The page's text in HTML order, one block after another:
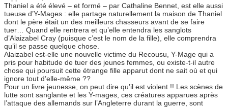
Thaniel a été élevé – et formé – par Cathaline Bennet, est elle aussi
tueuse d’Y-Mages : elle partage naturellement la maison de Thaniel
dont le père était un des meilleurs chasseurs avant de se faire
tuer… Quand elle rentrera et qu’elle entendra les sanglots
d’Alaizabel Cray (puisque c’est le nom de la fille), elle comprendra
qu’il se passe quelque chose.
Alaizabel est-elle une nouvelle victime du Recousu, Y-Mage qui a
pris pour habitude de tuer des jeunes femmes, ou existe-t-il autre
chose qui poursuit cette étrange fille apparut dont ne sait où et qui
ignore tout d’elle-même ??
Pour un livre jeunesse, on peut dire qu’il est violent !! Les scènes de
lutte sont sanglante et les Y-mages, ces créatures apparues après
l’attaque des allemands sur l’Angleterre durant la guerre, sont